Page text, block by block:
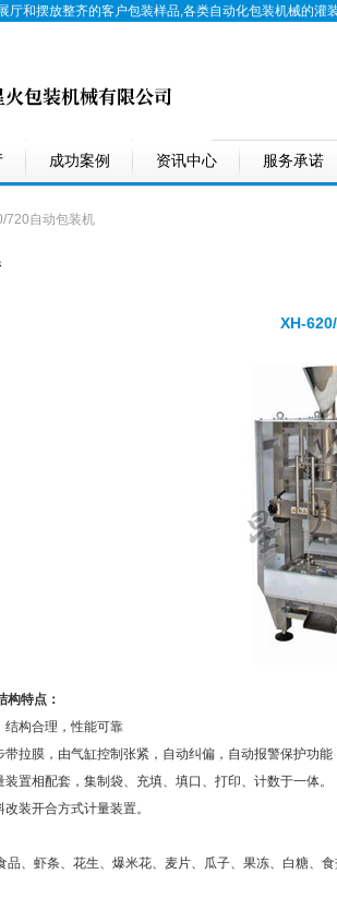
厅和摆放整齐的客户包装样品,各类自动化包装机械的灌
成功案例 资讯中心 服务承诺
720自动包装机
XH-
构特点：
结构合理，性能可靠
带拉膜，由气缸控制张紧，自动纠偏，自动报警保护功能
装置相配套，集制袋、充填、填口、打印、计数于一体。
改装开合方式计量装置。
品、虾条、花生、爆米花、麦片、瓜子、果冻、白糖、